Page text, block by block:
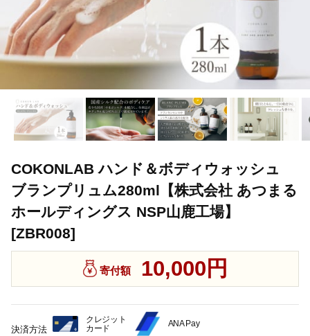
COKONLAB ハンド＆ボディウォッシュ
ブランプリュム280ml【株式会社 あつまる
ホールディングス NSP山鹿工場】
[ZBR008]
寄付額 10,000円
決済方法
クレジット
カード
ANA Pay